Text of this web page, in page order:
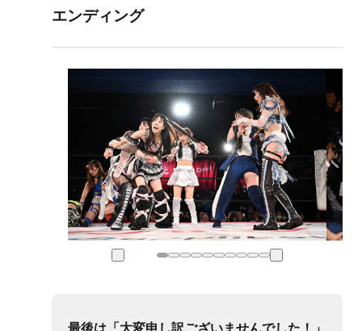
エンディング
最後は「大変申し訳ございませんでした！」